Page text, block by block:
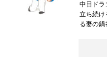
中日ドラ
立ち続け
る妻の鍋